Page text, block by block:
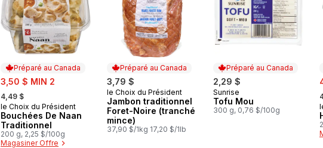
Préparé au Canada
sale:
3,50 $ MIN 2
, formerly:
4,49 $
Préparé au Canada
le Choix du Président
Bouchées De Naan
Traditionnel
200 g, 2,25 $/100g
Magasiner Offre
Préparé au Canada
3,79 $
Préparé au Canada
le Choix du Président
Jambon traditionnel
Foret-Noire (tranché
mince)
37,90 $/1kg 17,20 $/1lb
Préparé au Canada
2,29 $
Préparé au Canada
Sunrise
Tofu Mou
300 g, 0,76 $/100g